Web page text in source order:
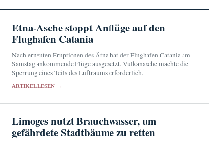
Etna-Asche stoppt Anflüge auf den
Flughafen Catania
Nach erneuten Eruptionen des Ätna hat der Flughafen Catania am
Samstag ankommende Flüge ausgesetzt. Vulkanasche machte die
Sperrung eines Teils des Luftraums erforderlich.
ARTIKEL LESEN →
Limoges nutzt Brauchwasser, um
gefährdete Stadtbäume zu retten